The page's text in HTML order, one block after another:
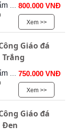
800.000 VNĐ
Xem >>
Giáo đá
Trắng
750.000 VNĐ
Xem >>
Giáo đá
Đen